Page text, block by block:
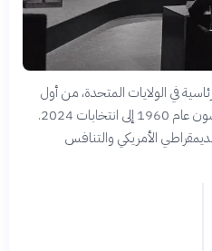
في الولايات المتحدة، من أول
مناظرة تلفزيونية بين كينيدي ونيكسون عام 1960 إلى انتخابات 2024.
الأمريكي والتنافس